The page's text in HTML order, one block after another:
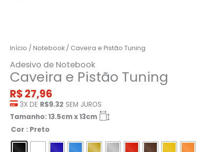
Início / Notebook / Caveira e Pistão Tuning
Adesivo de Notebook
Caveira e Pistão Tuning
R$ 27,96
3X DE R$9.32 SEM JUROS
Tamanho: 13.5cm x 13cm
Cor : Preto